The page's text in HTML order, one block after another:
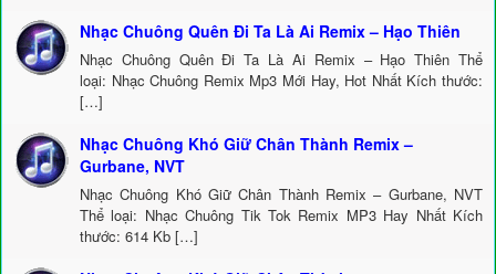
Nhạc Chuông Quên Đi Ta Là Ai Remix – Hạo Thiên
Nhạc Chuông Quên Đi Ta Là Ai Remix – Hạo Thiên Thể
loại: Nhạc Chuông Remix Mp3 Mới Hay, Hot Nhất Kích thước:
[…]
Nhạc Chuông Khó Giữ Chân Thành Remix –
Gurbane, NVT
Nhạc Chuông Khó Giữ Chân Thành Remix – Gurbane, NVT
Thể loại: Nhạc Chuông Tik Tok Remix MP3 Hay Nhất Kích
thước: 614 Kb […]